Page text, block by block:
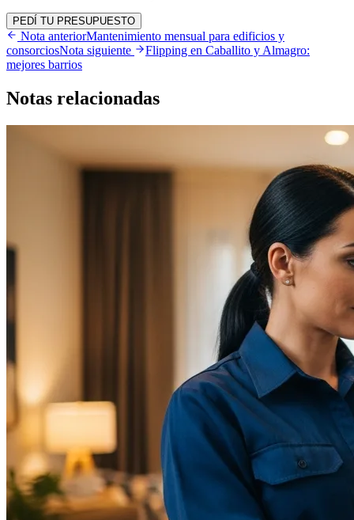
PEDÍ TU PRESUPUESTO
Nota anteriorMantenimiento mensual para edificios y
consorciosNota siguiente
Flipping en Caballito y Almagro:
mejores barrios
Notas relacionadas